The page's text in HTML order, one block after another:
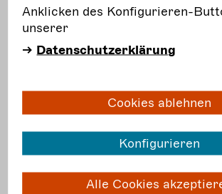
ori...
Anklicken des Konfigurieren-
unserer
Datenschutzerklärung
Cookies ablehnen
Konfigurieren
Alle Cookies